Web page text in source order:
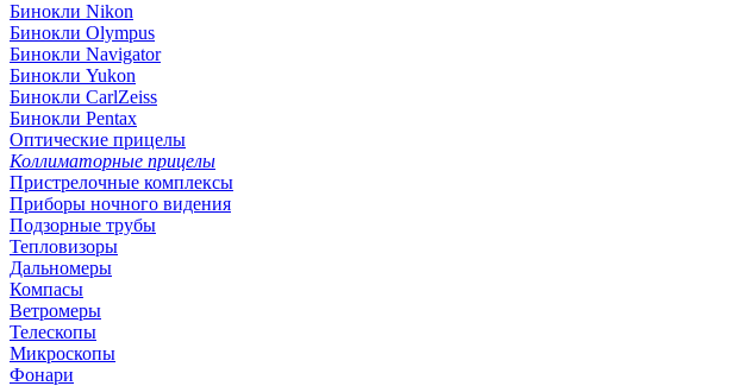
Бинокли Nikon
Бинокли Olympus
Бинокли Navigator
Бинокли Yukon
Бинокли CarlZeiss
Бинокли Pentax
Оптические прицелы
Коллиматорные прицелы
Пристрелочные комплексы
Приборы ночного видения
Подзорные трубы
Тепловизоры
Дальномеры
Компасы
Ветромеры
Телескопы
Микроскопы
Фонари